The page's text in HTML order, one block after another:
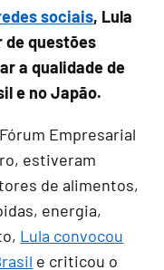
sociais, Lula
de questões
a qualidade de
e no Japão.
Empresarial
estiveram
de alimentos,
energia,
Lula convocou
e criticou o